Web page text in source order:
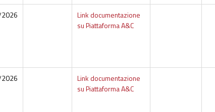
Link documentazione
su Piattaforma A&C
Link documentazione
su Piattaforma A&C